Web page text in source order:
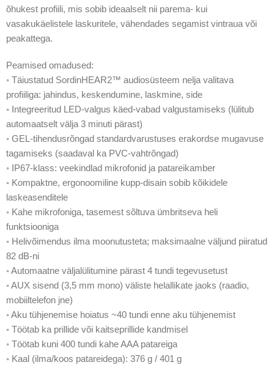
õhukest profiili, mis sobib ideaalselt nii parema- kui
vasakukäelistele laskuritele, vähendades segamist vintraua või
peakattega.
Peamised omadused:
◦ Täiustatud SordinHEAR2™ audiosüsteem nelja valitava
profiiliga: jahindus, keskendumine, laskmine, side
◦ Integreeritud LED-valgus käed-vabad valgustamiseks (lülitub
automaatselt välja 3 minuti pärast)
◦ GEL-tihendusrõngad standardvarustuses erakordse mugavuse
tagamiseks (saadaval ka PVC-vahtrõngad)
◦ IP67-klass: veekindlad mikrofonid ja patareikamber
◦ Kompaktne, ergonoomiline kupp-disain sobib kõikidele
laskeasenditele
◦ Kahe mikrofoniga, tasemest sõltuva ümbritseva heli
funktsiooniga
◦ Helivõimendus ilma moonutusteta; maksimaalne väljund piiratud
82 dB-ni
◦ Automaatne väljalülitumine pärast 4 tundi tegevusetust
◦ AUX sisend (3,5 mm mono) väliste helallikate jaoks (raadio,
mobiiltelefon jne)
◦ Aku tühjenemise hoiatus ~40 tundi enne aku tühjenemist
◦ Töötab ka prillide või kaitseprillide kandmisel
◦ Töötab kuni 400 tundi kahe AAA patareiga
◦ Kaal (ilma/koos patareidega): 376 g / 401 g